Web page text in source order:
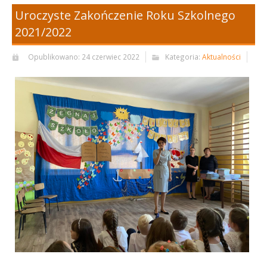
Uroczyste Zakończenie Roku Szkolnego
2021/2022
Opublikowano: 24 czerwiec 2022 Kategoria: Aktualności